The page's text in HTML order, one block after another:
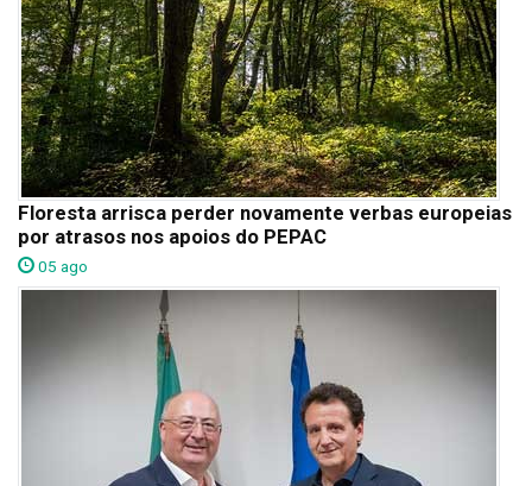
Floresta arrisca perder novamente verbas europeias
por atrasos nos apoios do PEPAC
05 ago